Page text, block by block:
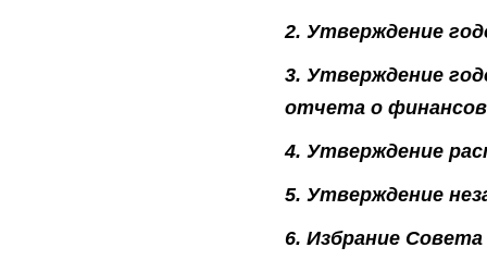
2. Утверждение
3. Утверждение
отчета о
4. Утверждение
5. Утверждение
6. Избрание